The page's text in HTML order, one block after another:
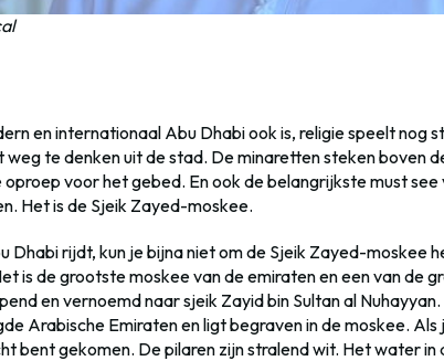
en internationaal Abu Dhabi ook is, religie speelt nog
weg te denken uit de stad. De minaretten steken boven
oproep voor het gebed. En ook de belangrijkste must
Het is de Sjeik Zayed-moskee.
Dhabi rijdt, kun je bijna niet om de Sjeik Zayed-moskee
is de grootste moskee van de emiraten en een van de
en vernoemd naar sjeik Zayid bin Sultan al
Arabische Emiraten en ligt begraven in de moskee.
bent gekomen. De pilaren zijn stralend wit. Het water in